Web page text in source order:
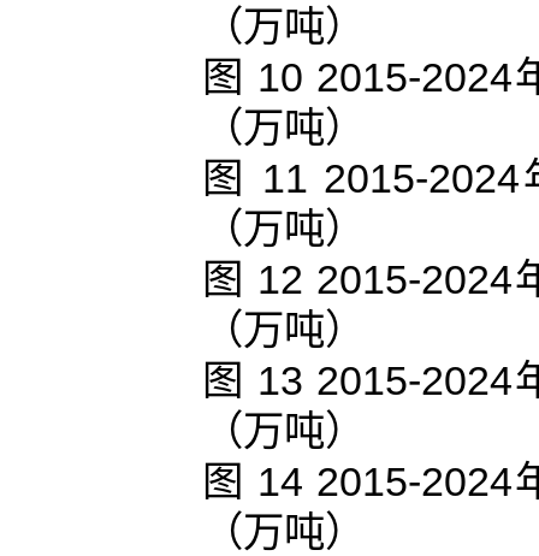
（万吨）
图 10 2015-2024
（万吨）
图 11 2015-
（万吨）
图 12 2015-2024
（万吨）
图 13 2015-2024
（万吨）
图 14 2015-2024
（万吨）